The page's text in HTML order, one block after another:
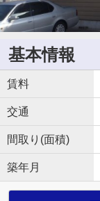
基本情報
賃料
交通
間取り(面積)
築年月